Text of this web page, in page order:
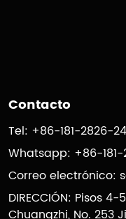
Contacto
Tel: +86-181-2826-
Whatsapp: +86-
Correo electrónico:
DIRECCIÓN: Pisos
Chuangzhi, No. 253